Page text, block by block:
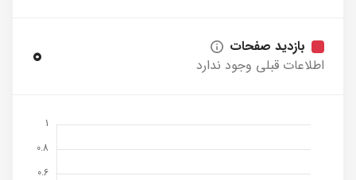
بازدید صفحات
اطلاعات قبلی وجود ندارد
0